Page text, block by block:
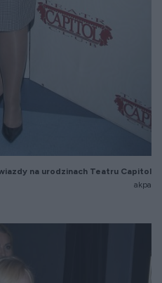
na urodzinach Teatru Capitol
akpa